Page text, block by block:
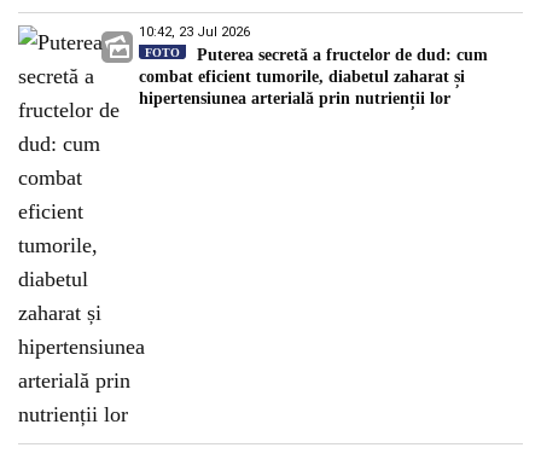
10:42, 23 Jul 2026
FOTO
Puterea secretă a fructelor de dud: cum
combat eficient tumorile, diabetul zaharat și
hipertensiunea arterială prin nutrienții lor